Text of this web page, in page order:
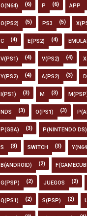
O(N64) (6) P (6) APP
O(PS2) (5) PS3 (5)
C (4) E(PS2) (4)
V(PS1) (4) V(PS2) (4)
Y(PS2) (4) A(PS2) (3) D
I(PS1) (3) M (3)
NDS (3) O(PS1) (3)
P(GBA) (3) P(NINTENDO DS)
S (3) SWITCH (3)
B(ANDROID) (2)
G(PSP) (2) JUEGOS (2)
Q(PS1) (2) S(PSP) (2)